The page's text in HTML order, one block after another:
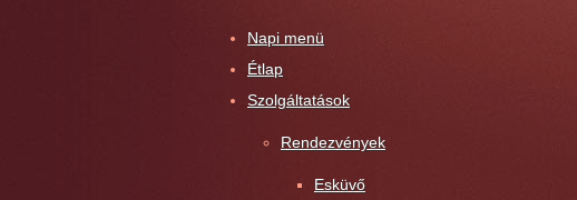
Napi menü
Étlap
Szolgáltatások
Rendezvények
Esküvő